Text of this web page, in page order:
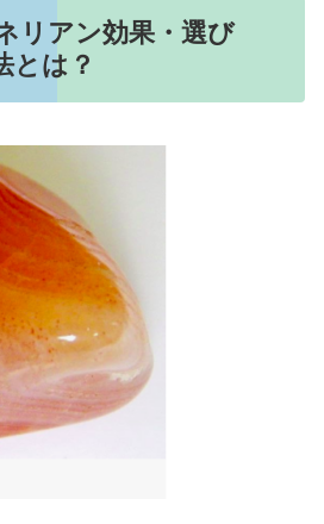
リアン効果・選び
とは？